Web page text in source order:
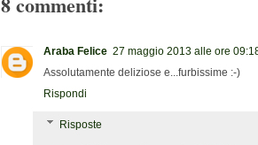
Araba Felice 27 maggio 2013 alle ore
Assolutamente deliziose e...furbissime :-)
Rispondi
Risposte